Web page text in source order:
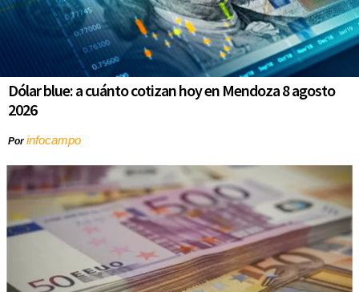
Dólar blue: a cuánto cotizan hoy en Mendoza 8 agosto
2026
Porinfocampo